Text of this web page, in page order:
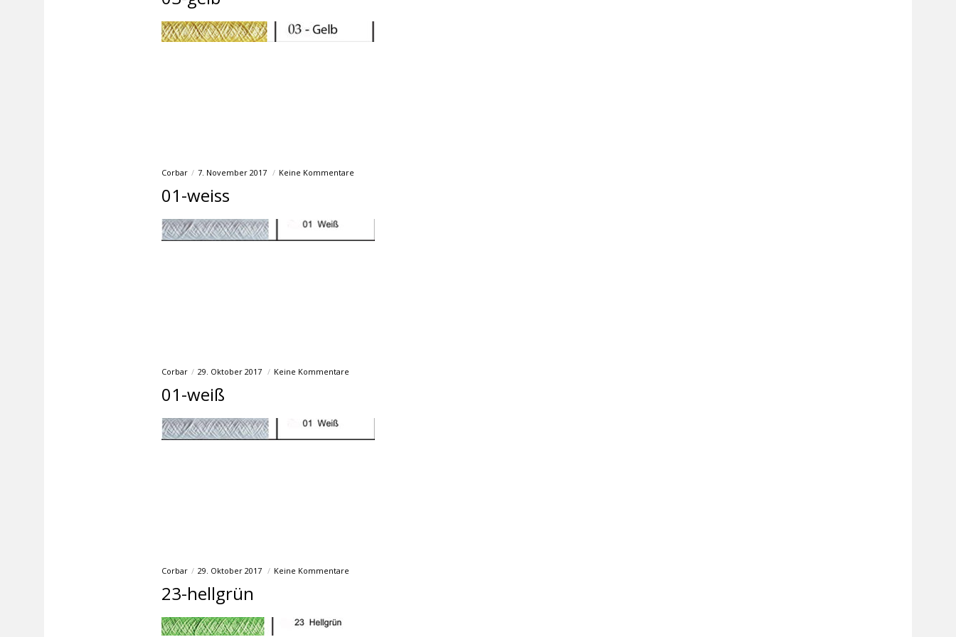
Corbar 7. November 2017 Keine Kommentare
01-weiss
Corbar 29. Oktober 2017 Keine Kommentare
01-weiß
Corbar 29. Oktober 2017 Keine Kommentare
23-hellgrün